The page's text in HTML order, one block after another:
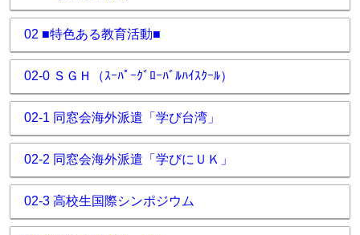
02 ■特色ある教育活動■
02-0 ＳＧＨ（ｽｰﾊﾟｰｸﾞﾛｰﾊﾞﾙﾊｲｽｸｰﾙ）
02-1 同窓会海外派遣「学び台湾」
02-2 同窓会海外派遣「学びにＵＫ」
02-3 高校生国際シンポジウム